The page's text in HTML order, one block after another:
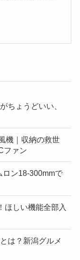
ちょうどいい、
機｜収納の救世
ファン
ロン18-300mmで
ほしい機能全部入
は？新潟グルメ